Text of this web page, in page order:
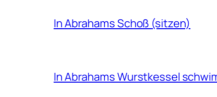
In Abrahams Schoß (sitzen)
In Abrahams Wurstkessel